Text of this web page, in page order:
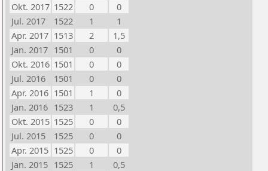
Okt. 2017 1522 0
0
Jul. 2017
1522 1
1
Apr. 2017 1513 2
1,5
Jan. 2017 1501 0
0
Okt. 2016 1501 0
0
Jul. 2016
1501 0
0
Apr. 2016 1501 1
0
Jan. 2016 1523 1
0,5
Okt. 2015 1525 0
0
Jul. 2015
1525 0
0
Apr. 2015 1525 0
0
Jan. 2015 1525 1
0,5